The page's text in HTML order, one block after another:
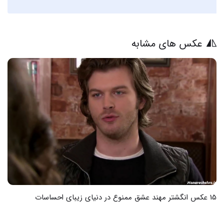
عکس های مشابه